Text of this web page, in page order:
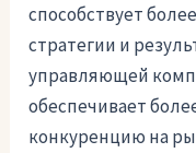
способствует
стратегии и
управляющей
обеспечивает
конкуренцию на